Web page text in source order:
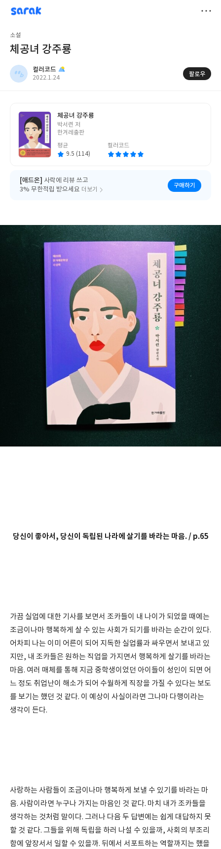
sarak
컬러코드
소설
체공녀 강주룡
컬러코드
작
2022.1.24
팔로우
체공녀 강주룡
글
쓴
박서련 저
한겨레출판
평균
9.5 (114)
컬러코드
[애드온] 사락에 리뷰 쓰고
3% 무한적립 받으세요 더보기
구매하기
당신이 좋아서, 당신이 독립된 나라에 살기를 바라는 마음. / p.65
가끔 실업에 대한 기사를 보면서 조카들이 내 나이가 되었을 때에는
조금이나마 행복하게 살 수 있는 사회가 되기를 바라는 순간이 있다.
어차피 나는 이미 어른이 되어 지독한 실업률과 싸우면서 보내고 있
지만, 내 조카들은 원하는 직업을 가지면서 행복하게 살기를 바라는
마음. 여러 매체를 통해 지금 중학생이었던 아이들이 성인이 되면 어
느 정도 취업난이 해소가 되어 수월하게 직장을 가질 수 있다는 보도
를 보기는 했던 것 같다. 이 예상이 사실이라면 그나마 다행이라는
생각이 든다.
사랑하는 사람들이 조금이나마 행복하게 보낼 수 있기를 바라는 마
음. 사람이라면 누구나 가지는 마음인 것 같다. 마치 내가 조카들을
생각하는 것처럼 말이다. 그러나 다음 두 답변에는 쉽게 대답하지 못
할 것 같다. 그들을 위해 독립을 하러 나설 수 있을까, 사회의 부조리
함에 앞장서서 일할 수 있을까. 뒤에서 서포트하는 역할까지는 했을